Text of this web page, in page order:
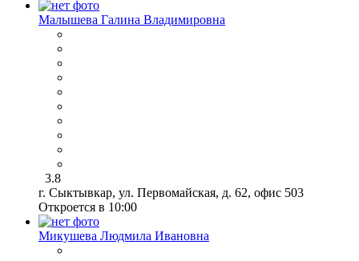
Малышева Галина Владимировна
3.8
г. Сыктывкар, ул. Первомайская, д. 62, офис 503
Откроется в 10:00
Микушева Людмила Ивановна